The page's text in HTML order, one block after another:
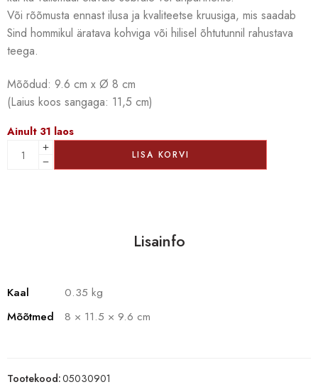
Või rõõmusta ennast ilusa ja kvaliteetse kruusiga, mis saadab
Sind hommikul äratava kohviga või hilisel õhtutunnil rahustava
teega.
Mõõdud: 9.6 cm x Ø 8 cm
(Laius koos sangaga: 11,5 cm)
Ainult 31 laos
LISA KORVI
Lisainfo
Kaal
0.35 kg
Mõõtmed
8 × 11.5 × 9.6 cm
Tootekood:05030901